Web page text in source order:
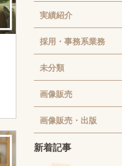
実績紹介
採用・事務系業務
未分類
画像販売
画像販売・出版
新着記事